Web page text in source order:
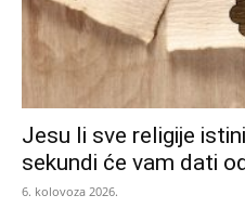
Jesu li sve religije
sekundi će vam dati
6. kolovoza 2026.